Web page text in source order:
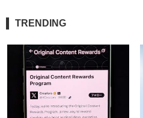
TRENDING